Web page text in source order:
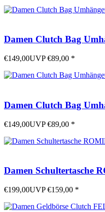
Damen Clutch Bag
€149,00UVP€89,00 *
Damen Clutch Bag
€149,00UVP€89,00 *
Damen Schultertasche
€199,00UVP€159,00 *